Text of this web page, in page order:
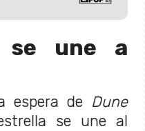
se une a
espera de Dune
se une al